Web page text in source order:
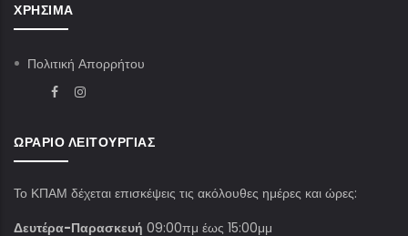
ΧΡΉΣΙΜΑ
Πολιτική Απορρήτου
ΩΡΆΡΙΟ ΛΕΙΤΟΥΡΓΊΑΣ
Το ΚΠΑΜ δέχεται επισκέψεις τις ακόλουθες ημέρες και ώρες:
Δευτέρα-Παρασκευή 09:00πμ έως 15:00μμ